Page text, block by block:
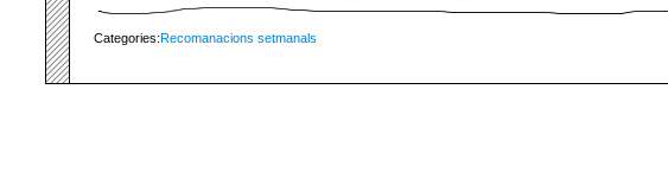
Categories:Recomanacions setmanals